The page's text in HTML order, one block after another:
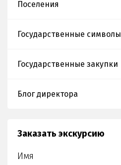
акции «Ночь
Поселения
Государственные символы
Государственные закупки
Блог директора
Заказать экскурсию